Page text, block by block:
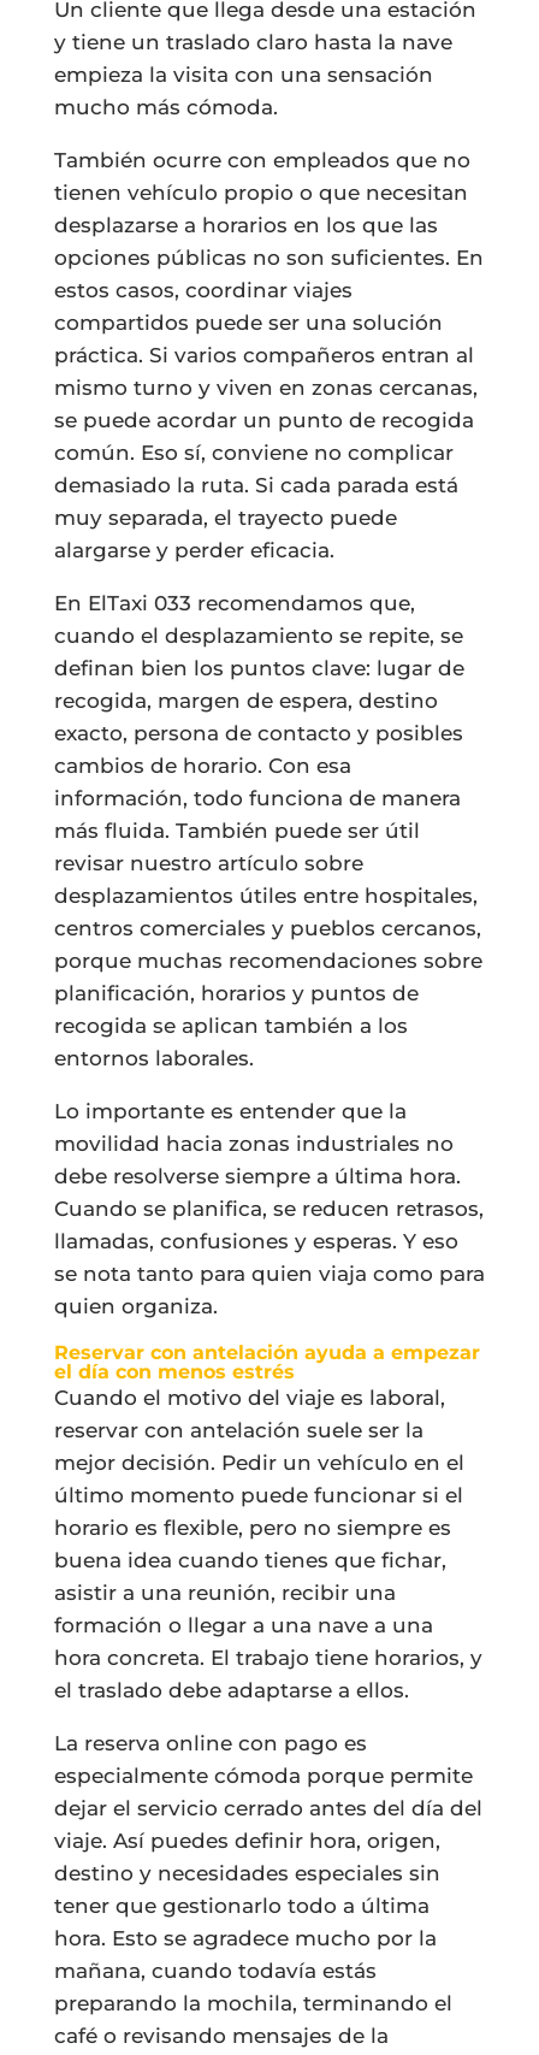
Un cliente que llega desde una estación
y tiene un traslado claro hasta la nave
empieza la visita con una sensación
mucho más cómoda.
También ocurre con empleados que no
tienen vehículo propio o que necesitan
desplazarse a horarios en los que las
opciones públicas no son suficientes. En
estos casos, coordinar viajes
compartidos puede ser una solución
práctica. Si varios compañeros entran al
mismo turno y viven en zonas cercanas,
se puede acordar un punto de recogida
común. Eso sí, conviene no complicar
demasiado la ruta. Si cada parada está
muy separada, el trayecto puede
alargarse y perder eficacia.
En ElTaxi 033 recomendamos que,
cuando el desplazamiento se repite, se
definan bien los puntos clave: lugar de
recogida, margen de espera, destino
exacto, persona de contacto y posibles
cambios de horario. Con esa
información, todo funciona de manera
más fluida. También puede ser útil
revisar nuestro artículo sobre
desplazamientos útiles entre hospitales,
centros comerciales y pueblos cercanos,
porque muchas recomendaciones sobre
planificación, horarios y puntos de
recogida se aplican también a los
entornos laborales.
Lo importante es entender que la
movilidad hacia zonas industriales no
debe resolverse siempre a última hora.
Cuando se planifica, se reducen retrasos,
llamadas, confusiones y esperas. Y eso
se nota tanto para quien viaja como para
quien organiza.
Reservar con antelación ayuda a empezar
el día con menos estrés
Cuando el motivo del viaje es laboral,
reservar con antelación suele ser la
mejor decisión. Pedir un vehículo en el
último momento puede funcionar si el
horario es flexible, pero no siempre es
buena idea cuando tienes que fichar,
asistir a una reunión, recibir una
formación o llegar a una nave a una
hora concreta. El trabajo tiene horarios, y
el traslado debe adaptarse a ellos.
La reserva online con pago es
especialmente cómoda porque permite
dejar el servicio cerrado antes del día del
viaje. Así puedes definir hora, origen,
destino y necesidades especiales sin
tener que gestionarlo todo a última
hora. Esto se agradece mucho por la
mañana, cuando todavía estás
preparando la mochila, terminando el
café o revisando mensajes de la